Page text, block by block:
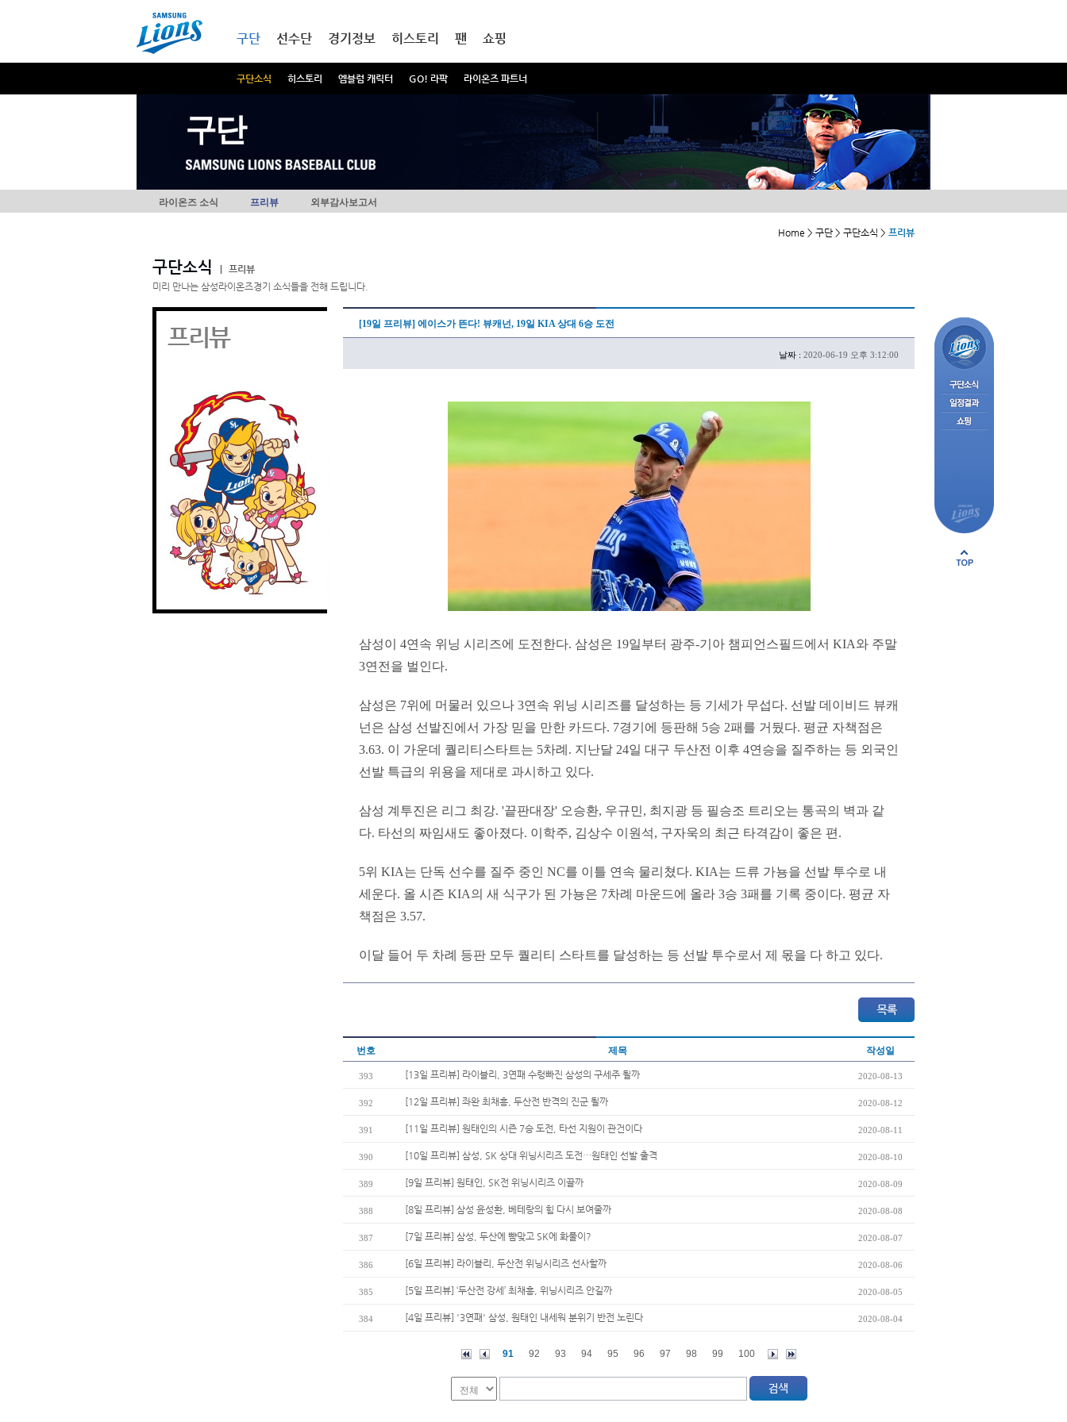
구단
구단소식 히스토리 엠블럼 캐릭터 GO! 라팍 라이온즈 파트너
선수단 경기정보 히스토리 팬 쇼핑
구단
라이온즈 소식 프리뷰 외부감사보고서
Home > 구단 > 구단소식 > 프리뷰
구단소식
프리뷰
미리 만나는 삼성라이온즈경기 소식들을 전해 드립니다.
프리뷰 [19일 프리뷰] 에이스가 뜬다! 뷰캐넌, 19일 KIA 상대 6승 도전
날짜 : 2020-06-19 오후 3:12:00
삼성이 4연속 위닝 시리즈에 도전한다. 삼성은 19일부터 광주-기아 챔피언스필드에서 KIA와 주말
3연전을 벌인다.
삼성은 7위에 머물러 있으나 3연속 위닝 시리즈를 달성하는 등 기세가 무섭다. 선발 데이비드 뷰캐
넌은 삼성 선발진에서 가장 믿을 만한 카드다. 7경기에 등판해 5승 2패를 거뒀다. 평균 자책점은
3.63. 이 가운데 퀄리티스타트는 5차례. 지난달 24일 대구 두산전 이후 4연승을 질주하는 등 외국인
선발 특급의 위용을 제대로 과시하고 있다.
삼성 계투진은 리그 최강. '끝판대장' 오승환, 우규민, 최지광 등 필승조 트리오는 통곡의 벽과 같
다. 타선의 짜임새도 좋아졌다. 이학주, 김상수 이원석, 구자욱의 최근 타격감이 좋은 편.
5위 KIA는 단독 선수를 질주 중인 NC를 이틀 연속 물리쳤다. KIA는 드류 가뇽을 선발 투수로 내
세운다. 올 시즌 KIA의 새 식구가 된 가뇽은 7차례 마운드에 올라 3승 3패를 기록 중이다. 평균 자
책점은 3.57.
이달 들어 두 차례 등판 모두 퀄리티 스타트를 달성하는 등 선발 투수로서 제 몫을 다 하고 있다.
번호 제목 작성일
393 [13일 프리뷰] 라이블리, 3연패 수렁빠진 삼성의 구세주 될까 2020-08-13
392 [12일 프리뷰] 좌완 최채흥, 두산전 반격의 진군 될까 2020-08-12
391 [11일 프리뷰] 원태인의 시즌 7승 도전, 타선 지원이 관건이다 2020-08-11
390 [10일 프리뷰] 삼성, SK 상대 위닝시리즈 도전…원태인 선발 출격 2020-08-10
389 [9일 프리뷰] 원태인, SK전 위닝시리즈 이끌까 2020-08-09
388 [8일 프리뷰] 삼성 윤성환, 베테랑의 힘 다시 보여줄까 2020-08-08
387 [7일 프리뷰] 삼성, 두산에 뺨맞고 SK에 화풀이? 2020-08-07
386 [6일 프리뷰] 라이블리, 두산전 위닝시리즈 선사할까 2020-08-06
385 [5일 프리뷰] ‘두산전 강세’ 최채흥, 위닝시리즈 안길까 2020-08-05
384 [4일 프리뷰] '3연패' 삼성, 원태인 내세워 분위기 반전 노린다 2020-08-04
91 92 93 94 95 96 97 98 99 100